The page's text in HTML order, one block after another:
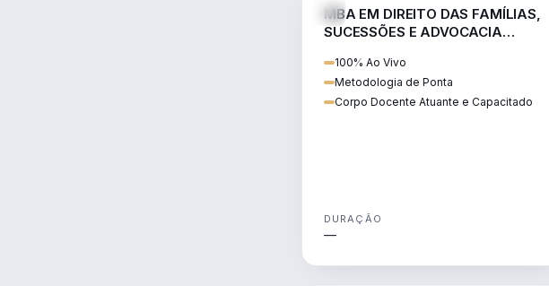
MBA EM DIREITO DAS FAMÍLIAS,
SUCESSÕES E ADVOCACIA
100% Ao Vivo
Metodologia de Ponta
Corpo Docente Atuante e Capacitado
DURAÇÃO
—